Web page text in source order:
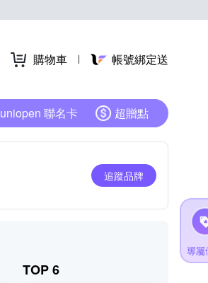
購物車 帳號綁定送
uniopen 聯名卡 超贈點
追蹤品牌
TOP 6